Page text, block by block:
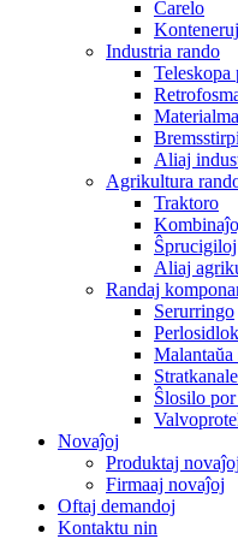
Ĉarelo
Industria rando
Teleskopa
Aliaj
Agrikultura
Traktoro
Ŝprucigiloj
Aliaj
Randaj
Serurringo
Malantaŭa
Ŝlosilo
Novaĵoj
Produktaj novaĵoj
Firmaaj novaĵoj
Oftaj demandoj
Kontaktu nin